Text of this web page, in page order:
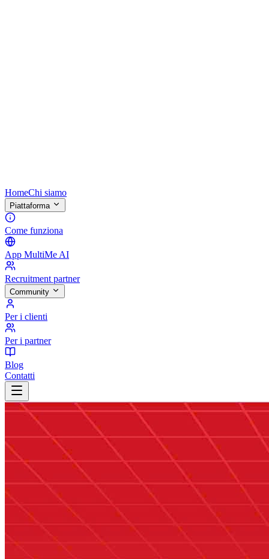
HomeChi siamo
Piattaforma
Come funziona
App MultiMe AI
Recruitment partner
Community
Per i clienti
Per i partner
Blog
Contatti